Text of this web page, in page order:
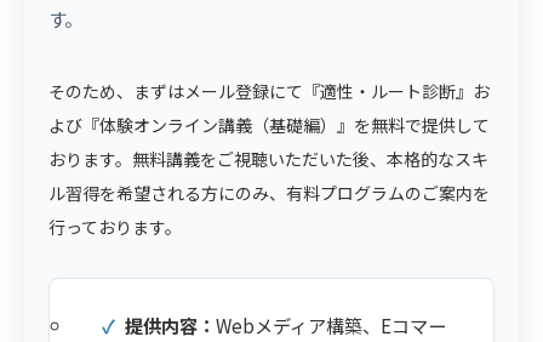
す。
そのため、まずはメール登録にて『適性・ルート診断』お
よび『体験オンライン講義（基礎編）』を無料で提供して
おります。無料講義をご視聴いただいた後、本格的なスキ
ル習得を希望される方にのみ、有料プログラムのご案内を
行っております。
提供内容：Webメディア構築、Eコマー